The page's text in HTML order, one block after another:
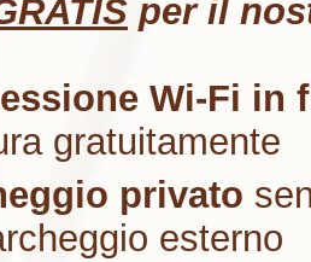
per il
Wi-Fi in
gratuitamente
privato
esterno